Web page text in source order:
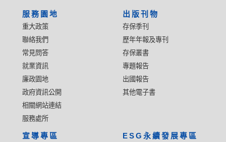
服務園地
重大政策
聯絡我們
常見問答
就業資訊
廉政園地
政府資訊公開
相關網站連結
服務處所
出版刊物
存保季刊
歷年年報及專刊
存保叢書
專題報告
出國報告
其他電子書
宣導專區 ESG永續發展專區